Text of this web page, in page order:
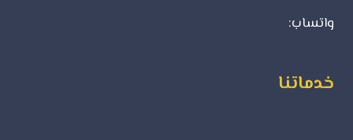
واتساب:
خدماتنا